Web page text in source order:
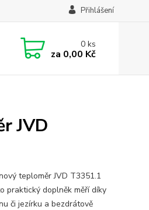
Přihlášení
0ks
za 0,00 Kč
JVD
teploměr JVD T3351.1
praktický doplněk měří díky
či jezírku a bezdrátově